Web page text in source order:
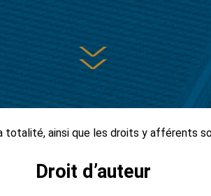
ainsi que les droits y afférents
Droit d’auteur